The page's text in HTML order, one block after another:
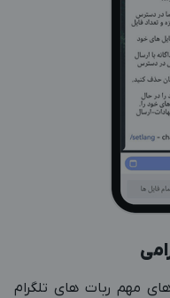
مهم ربات های تلگرام